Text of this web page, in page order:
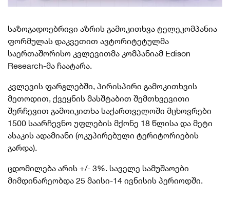
საზოგადოებრივი აზრის გამოკითხვა ტელეკომპანია
ფორმულას დაკვეთით ავტორიტეტულმა
საერთაშორისო კვლევითმა კომპანიამ Edison
Research-მა ჩაატარა.
კვლევის ფარგლებში, პირისპირი გამოკითხვის
მეთოდით, ქვეყნის მასშტაბით შემთხვევითი
შერჩევით გამოიკითხა საქართველოში მცხოვრები
1500 საარჩევნო უფლების მქონე 18 წლისა და მეტი
ასაკის ადამიანი (ოკუპირებული ტერიტორიების
გარდა).
ცდომილება არის +/- 3%. საველე სამუშაოები
მიმდინარეობდა 25 მაისი-14 ივნისის პერიოდში.